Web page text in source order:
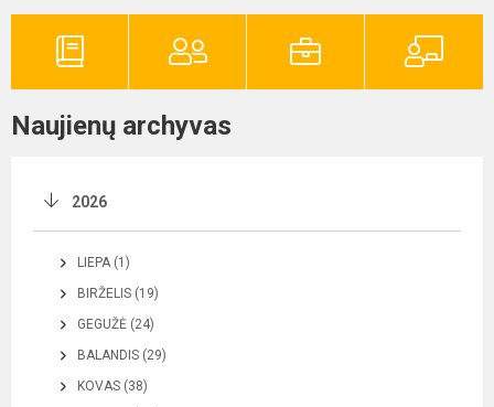
Naujienų archyvas
2026
LIEPA (1)
BIRŽELIS (19)
GEGUŽĖ (24)
BALANDIS (29)
KOVAS (38)